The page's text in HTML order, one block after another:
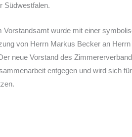
Südwestfalen.
Vorstandsamt wurde mit einer
von Herrn Markus Becker an
neue Vorstand des
entgegen und wird sich